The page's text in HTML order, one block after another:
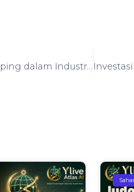
Peran Housekeeping dalam Industri Perhotelan